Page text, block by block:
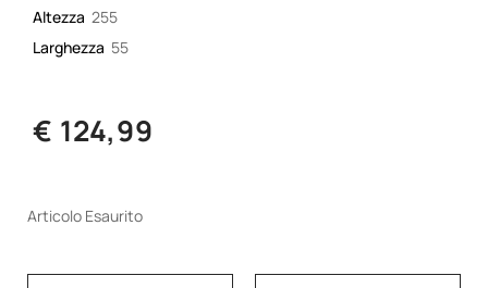
Altezza 255
Larghezza 55
€ 124,99
Articolo Esaurito